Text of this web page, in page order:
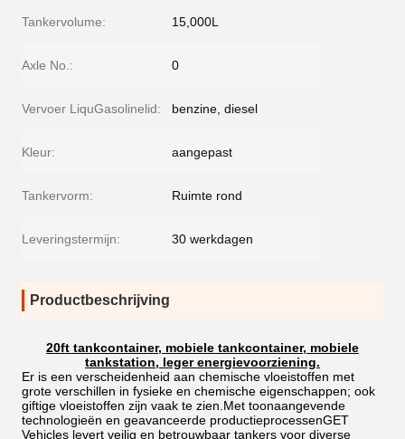
Tankervolume: 15,000L
Axle No.: 0
Vervoer LiquGasolinelid: benzine, diesel
Kleur: aangepast
Tankervorm: Ruimte rond
Leveringstermijn: 30 werkdagen
Productbeschrijving
20ft tankcontainer, mobiele tankcontainer, mobiele
tankstation, leger energievoorziening.
Er is een verscheidenheid aan chemische vloeistoffen met
grote verschillen in fysieke en chemische eigenschappen; ook
giftige vloeistoffen zijn vaak te zien.Met toonaangevende
technologieën en geavanceerde productieprocessenGET
Vehicles levert veilig en betrouwbaar tankers voor diverse